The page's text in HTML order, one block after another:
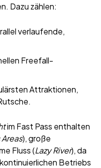
Dazu zählen:
verlaufende,
Freefall-
Attraktionen,
im Fast Pass enthalten
), große
Fluss (Lazy River), da
Betriebs